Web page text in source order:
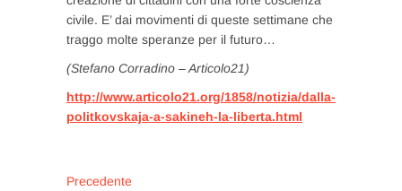
civile. E’ dai movimenti di queste settimane che
traggo molte speranze per il futuro…
(Stefano Corradino – Articolo21)
http://www.articolo21.org/1858/notizia/dalla-
politkovskaja-a-sakineh-la-liberta.html
Navigazione
Precedente